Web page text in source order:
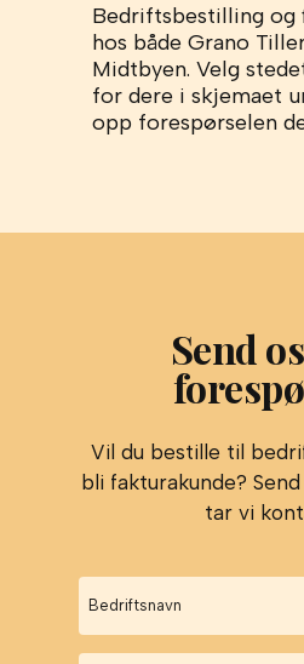
Bedriftsbestilling og
hos både Grano
Midtbyen. Velg
for dere i skjemaet
opp forespørselen
Send
Vil du bestille til
bli fakturakunde?
tar vi